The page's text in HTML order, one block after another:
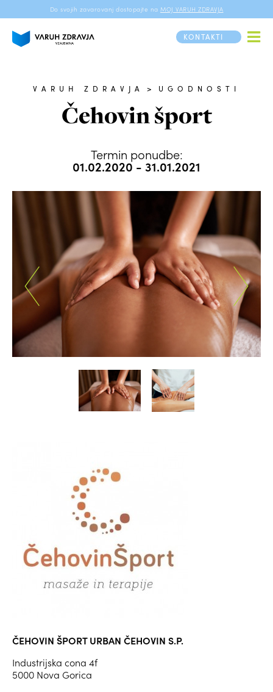
Do svojih zavarovanj dostopajte na MOJ VARUH ZDRAVJA
KONTAKTI
VARUH ZDRAVJA > UGODNOSTI
Čehovin šport
Termin ponudbe:
01.02.2020 - 31.01.2021
ČEHOVIN ŠPORT URBAN ČEHOVIN S.P.
Industrijska cona 4f
5000 Nova Gorica